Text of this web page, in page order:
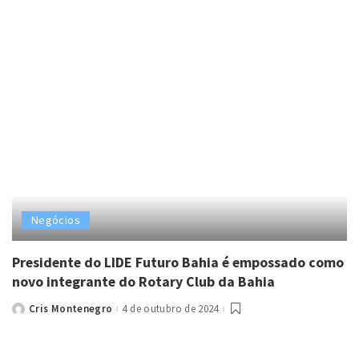
Negócios
Presidente do LIDE Futuro Bahia é empossado como
novo integrante do Rotary Club da Bahia
PostedCris Montenegro 4 de outubro de 2024